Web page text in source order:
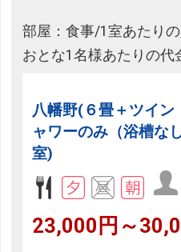
部屋：食事/1室あたり
おとな1名様あたりの代
八幡野(６畳＋ツイ
ャワーのみ（浴槽な
室)
23,000円～